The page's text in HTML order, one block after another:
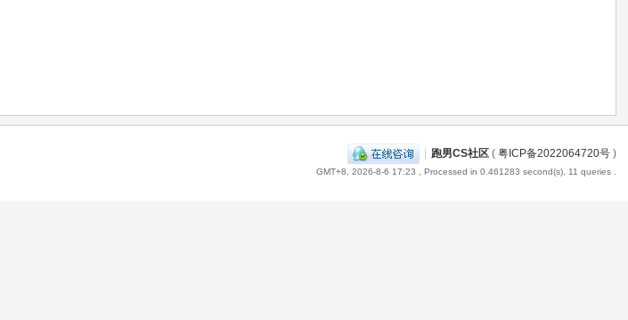
| 跑男CS社区( 粤ICP备2022064720号)
GMT+8, 2026-8-6 17:23 , Processed in 0.461283 second(s), 11 queries .